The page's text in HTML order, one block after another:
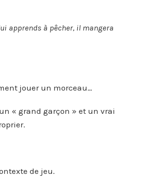
apprends à pêcher, il mangera
jouer un morceau…
« grand garçon » et un vrai
de jeu.